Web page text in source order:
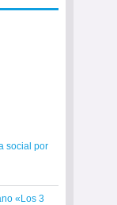
social por
«Los 3